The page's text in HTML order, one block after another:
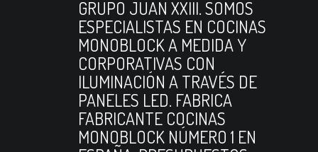
GRUPO JUAN XXIII. SOMOS
ESPECIALISTAS EN COCINAS
MONOBLOCK A MEDIDA Y
CORPORATIVAS CON
ILUMINACIÓN A TRAVÉS DE
PANELES LED. FABRICA
FABRICANTE COCINAS
MONOBLOCK NÚMERO 1 EN